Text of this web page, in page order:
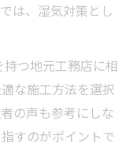
は、湿気対策とし
持つ地元工務店に相
な施工方法を選択
の声も参考にしな
すのがポイントで